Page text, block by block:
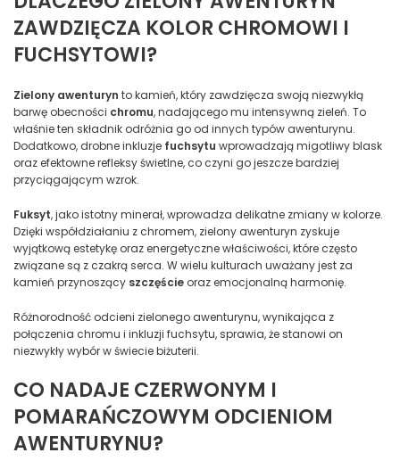
ZAWDZIĘCZA KOLOR CHROMOWI I
FUCHSY­TOWI?
Zielony awenturyn to kamień, który zawdzięcza swoją niezwykłą
barwę obecności chromu, nadającego mu intensywną zieleń. To
właśnie ten składnik odróżnia go od innych typów awenturynu.
Dodatkowo, drobne inkluzje fuchsytu wprowadzają migotliwy blask
oraz efektowne refleksy świetlne, co czyni go jeszcze bardziej
przyciągającym wzrok.
Fuksyt, jako istotny minerał, wprowadza delikatne zmiany w kolorze.
Dzięki współdziałaniu z chromem, zielony awenturyn zyskuje
wyjątkową estetykę oraz energetyczne właściwości, które często
związane są z czakrą serca. W wielu kulturach uważany jest za
kamień przynoszący szczęście oraz emocjonalną harmonię.
Różnorodność odcieni zielonego awenturynu, wynikająca z
połączenia chromu i inkluzji fuchsytu, sprawia, że stanowi on
niezwykły wybór w świecie biżuterii.
CO NADAJE CZERWONYM I
POMARAŃCZOWYM ODCIENIOM
AWENTURYNU?